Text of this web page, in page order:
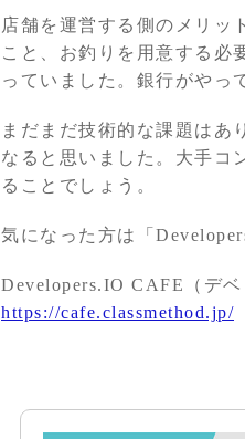
店舗を運営する側のメリッ
こと、お釣りを用意する必
っていました。銀行がやっ
まだまだ技術的な課題はあ
なると思いました。大手コ
ることでしょう。
気になった方は「
Developers.IO CAFE（デベ
https://cafe.classmethod.jp/